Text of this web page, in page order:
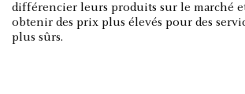
différencier leurs produits sur le marché
obtenir des prix plus élevés pour des
plus sûrs.